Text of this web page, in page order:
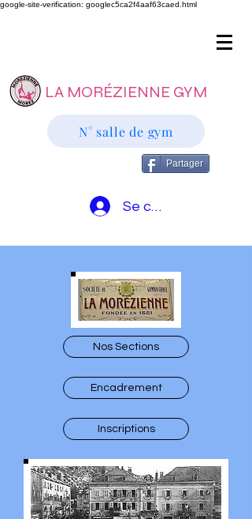
google-site-verification: googlec5ca2f4aaf63caed.html
LA MORÉZIENNE GYM
N° salle de gym
Partager
Se connecter
Nos Sections
Encadrement
Inscriptions